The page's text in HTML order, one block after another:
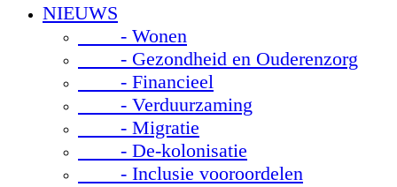
NIEUWS
- Wonen
- Gezondheid en Ouderenzorg
- Financieel
- Verduurzaming
- Migratie
- De-kolonisatie
- Inclusie vooroordelen